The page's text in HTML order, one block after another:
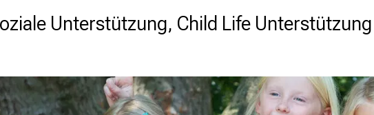
Unterstützung, Child Life